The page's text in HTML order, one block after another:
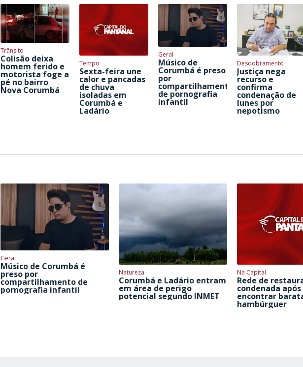
Trânsito
Colisão deixa
homem ferido e
motorista foge a
pé no bairro
Nova Corumbá
Tempo
Sexta-feira une
calor e pancadas
de chuva
isoladas em
Corumbá e
Ladário
Geral
Músico de
Corumbá é preso
por
compartilhamento
de pornografia
infantil
Desdobramento
Justiça nega
recurso e
confirma
condenação de
Iunes por
nepotismo
Geral
Músico de Corumbá é
preso por
compartilhamento de
pornografia infantil
Natureza
Corumbá e Ladário entram
em área de perigo
potencial segundo INMET
Na Capital
Rede de
condenada
encontrar
hambúrguer